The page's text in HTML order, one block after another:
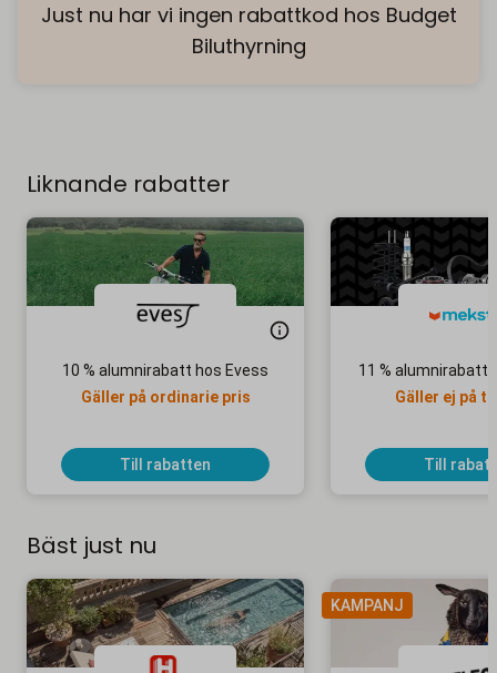
Just nu har vi ingen rabattkod hos Budget
Biluthyrning
Liknande rabatter
10 % alumnirabatt hos Evess
Gäller på ordinarie pris
Till rabatten
11 % alumnirabatt
Gäller ej på
Till
Bäst just nu
KAMPANJ